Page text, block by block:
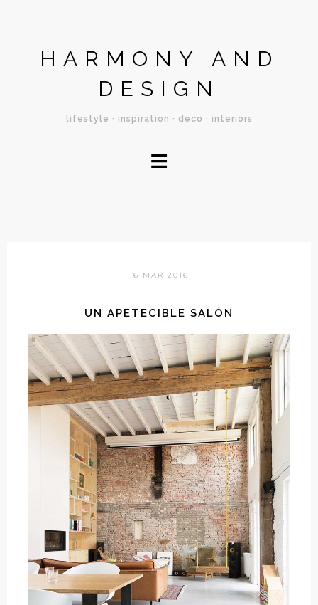
HARMONY AND
DESIGN
lifestyle · inspiration · deco · interiors
≡
16 MAR 2016
UN APETECIBLE SALÓN